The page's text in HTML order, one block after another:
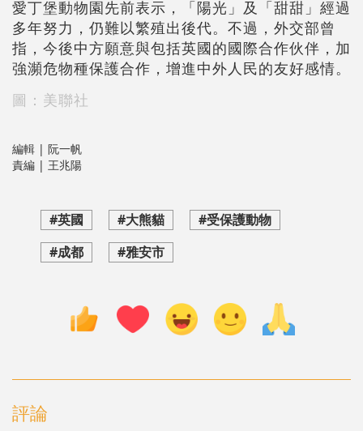
愛丁堡動物園先前表示，「陽光」及「甜甜」經過
多年努力，仍難以繁殖出後代。不過，外交部曾
指，今後中方願意與包括英國的國際合作伙伴，加
強瀕危物種保護合作，增進中外人民的友好感情。
圖：美聯社
編輯 | 阮一帆
責編 | 王兆陽
#英國 #大熊貓
#受保護動物
#成都
#雅安市
評論